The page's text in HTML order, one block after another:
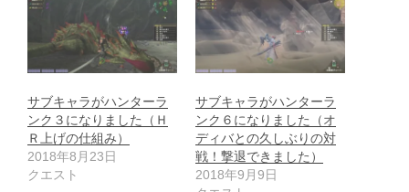
サブキャラがハンターラ
ンク３になりました（Ｈ
Ｒ上げの仕組み）
2018年8月23日
クエスト
サブキャラがハンターラ
ンク６になりました（オ
ディバとの久しぶりの対
戦！撃退できました）
2018年9月9日